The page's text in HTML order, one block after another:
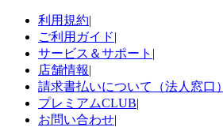
利用規約|
ご利用ガイド|
サービス＆サポート |
店舗情報|
請求書払いについて（法人窓口）
プレミアムCLUB|
お問い合わせ|